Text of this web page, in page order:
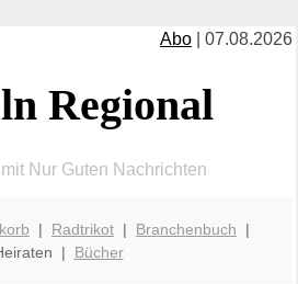
Abo | 07.08.2026
Regional
Nur Guten Nachrichten
| Radtrikot | Branchenbuch |
| Bücher